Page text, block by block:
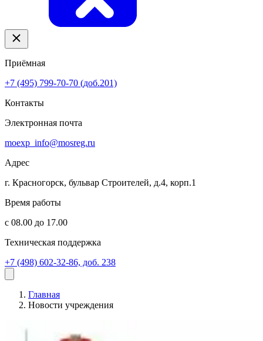
Приёмная
+7 (495) 799-70-70 (доб.201)
Контакты
Электронная почта
moexp_info@mosreg.ru
Адрес
г. Красногорск, бульвар Строителей, д.4, корп.1
Время работы
с 08.00 до 17.00
Техническая поддержка
+7 (498) 602-32-86, доб. 238
Главная
Новости учреждения